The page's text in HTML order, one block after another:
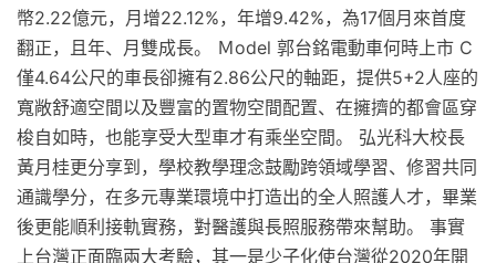
幣2.22億元，月增22.12%，年增9.42%，為17個月來首度
翻正，且年、月雙成長。 Ｍodel 郭台銘電動車何時上市 C
僅4.64公尺的車長卻擁有2.86公尺的軸距，提供5+2人座的
寬敞舒適空間以及豐富的置物空間配置、在擁擠的都會區穿
梭自如時，也能享受大型車才有乘坐空間。 弘光科大校長
黃月桂更分享到，學校教學理念鼓勵跨領域學習、修習共同
通識學分，在多元專業環境中打造出的全人照護人才，畢業
後更能順利接軌實務，對醫護與長照服務帶來幫助。 事實
上台灣正面臨兩大考驗，其一是少子化使台灣從2020年開